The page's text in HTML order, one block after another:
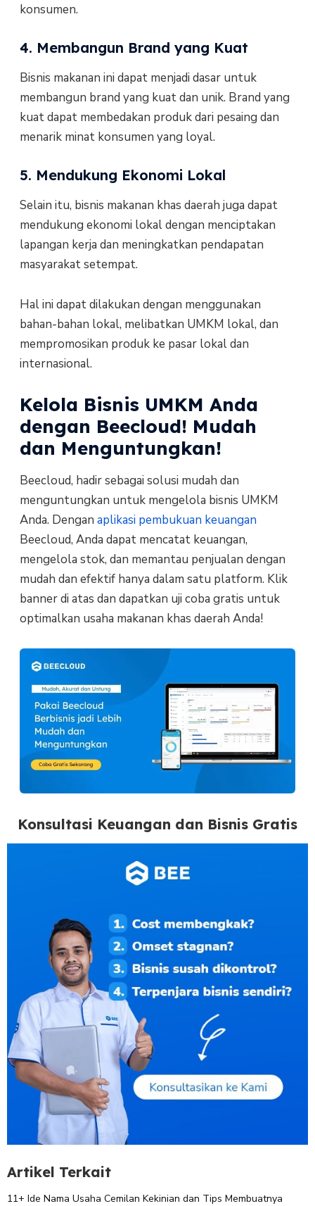
konsumen.
4. Membangun Brand yang Kuat
Bisnis makanan ini dapat menjadi dasar untuk
membangun brand yang kuat dan unik. Brand yang
kuat dapat membedakan produk dari pesaing dan
menarik minat konsumen yang loyal.
5. Mendukung Ekonomi Lokal
Selain itu, bisnis makanan khas daerah juga dapat
mendukung ekonomi lokal dengan menciptakan
lapangan kerja dan meningkatkan pendapatan
masyarakat setempat.
Hal ini dapat dilakukan dengan menggunakan
bahan-bahan lokal, melibatkan UMKM lokal, dan
mempromosikan produk ke pasar lokal dan
internasional.
Kelola Bisnis UMKM Anda
dengan Beecloud! Mudah
dan Menguntungkan!
Beecloud, hadir sebagai solusi mudah dan
menguntungkan untuk mengelola bisnis UMKM
Anda. Dengan aplikasi pembukuan keuangan
Beecloud, Anda dapat mencatat keuangan,
mengelola stok, dan memantau penjualan dengan
mudah dan efektif hanya dalam satu platform. Klik
banner di atas dan dapatkan uji coba gratis untuk
optimalkan usaha makanan khas daerah Anda!
Konsultasi Keuangan dan Bisnis Gratis
Artikel Terkait
11+ Ide Nama Usaha Cemilan Kekinian dan Tips Membuatnya